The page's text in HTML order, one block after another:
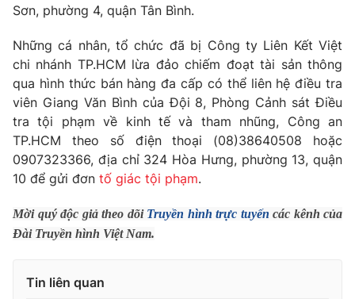
Góc doanh nghiệp
Truyền hình
Phim VTV
Hậu trường
Nhân vật
Khán giả
Giải sao mai
Giải trí
Điện ảnh
Âm nhạc
Sao
Đời sống
Du lịch
Làm đẹp
Giáo dục
Tuyển sinh
Học trực tuyến
Hitech Công nghệ tương lai
Thị trường
Giao lưu trực tuyến
Lịch phát sóng
Sơn, phường 4, quận Tân Bình.
Những cá nhân, tổ chức đã bị Công ty Liên Kết Việt
chi nhánh TP.HCM lừa đảo chiếm đoạt tài sản thông
qua hình thức bán hàng đa cấp có thể liên hệ điều tra
viên Giang Văn Bình của Đội 8, Phòng Cảnh sát Điều
tra tội phạm về kinh tế và tham nhũng, Công an
TP.HCM theo số điện thoại (08)38640508 hoặc
0907323366, địa chỉ 324 Hòa Hưng, phường 13, quận
10 để gửi đơn tố giác tội phạm.
Mời quý độc giả theo dõi Truyền hình trực tuyến các kênh của
Đài Truyền hình Việt Nam.
Tin liên quan